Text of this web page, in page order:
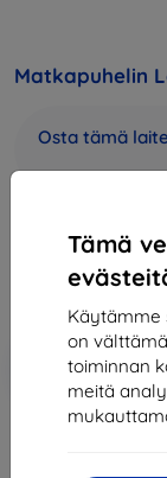
Tämä
Käytämme
on
toiminnan
meitä
Matkapuhelin
Osta tämä
96,21 €
-10%